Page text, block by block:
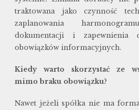
traktowana jako czynność
zaplanowania
dokumentacji i zapewnienia
obowiązków informacyjnych.
Kiedy warto skorzystać ze
mimo braku obowiązku?
Nawet jeżeli spółka nie ma